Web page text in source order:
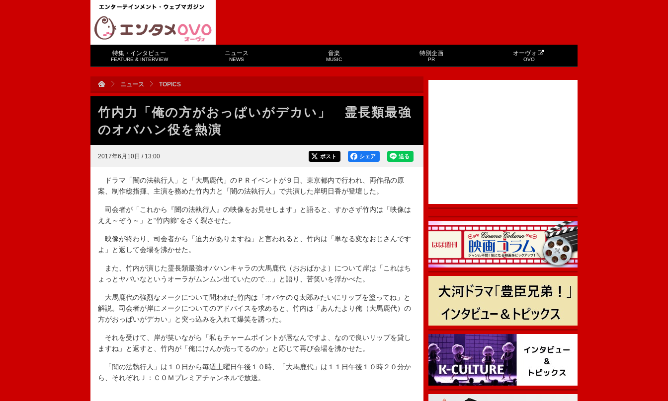
特集・インタビュー
FEATURE & INTERVIEW
ニュース
NEWS
音楽
MUSIC
特別企画
PR
オーヴォ
OVO
ニュース TOPICS
竹内力「俺の方がおっぱいがデカい」 霊長類最強
のオバハン役を熱演
2017年6月10日 / 13:00 送る
シェア
ポスト
ドラマ「闇の法執行人」と「大馬鹿代」のＰＲイベントが９日、東京都内で行われ、両作品の原
案、制作総指揮、主演を務めた竹内力と「闇の法執行人」で共演した岸明日香が登壇した。
司会者が「これから『闇の法執行人』の映像をお見せします」と語ると、すかさず竹内は「映像は
ええ～ぞう～」と“竹内節”をさく裂させた。
映像が終わり、司会者から「迫力がありますね」と言われると、竹内は「単なる変なおじさんです
よ」と返して会場を沸かせた。
また、竹内が演じた霊長類最強オバハンキャラの大馬鹿代（おおばかよ）について岸は「これはち
ょっとヤバいなというオーラがムンムン出ていたので…」と語り、苦笑いを浮かべた。
大馬鹿代の強烈なメークについて問われた竹内は「オバケのＱ太郎みたいにリップを塗ってね」と
解説。司会者が岸にメークについてのアドバイスを求めると、竹内は「あんたより俺（大馬鹿代）の
方がおっぱいがデカい」と突っ込みを入れて爆笑を誘った。
それを受けて、岸が笑いながら「私もチャームポイントが唇なんですよ、なので良いリップを貸し
ますね」と返すと、竹内が「俺にけんか売ってるのか」と応じて再び会場を沸かせた。
「闇の法執行人」は１０日から毎週土曜日午後１０時、「大馬鹿代」は１１日午後１０時２０分か
ら、それぞれＪ：ＣＯＭプレミアチャンネルで放送。